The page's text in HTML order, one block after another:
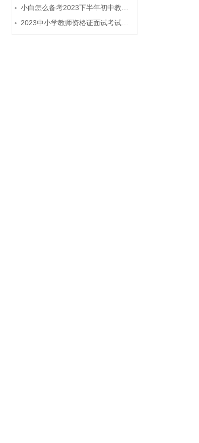
• 小白怎么备考2023下半年初中教师资格证笔试？
• 2023中小学教师资格证面试考试注意事项